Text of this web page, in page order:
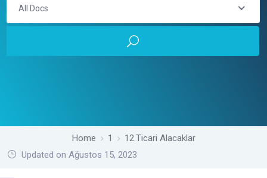
All Docs
Home 1
12.Ticari Alacaklar
Updated on Ağustos 15, 2023